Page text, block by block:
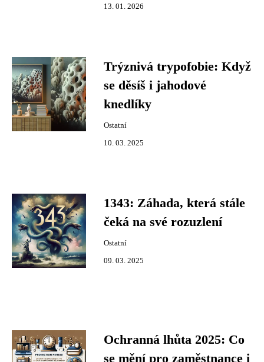
13. 01. 2026
Trýznivá trypofobie: Když
se děsíš i jahodové
knedlíky
Ostatní
10. 03. 2025
1343: Záhada, která stále
čeká na své rozuzlení
Ostatní
09. 03. 2025
Ochranná lhůta 2025: Co
se mění pro zaměstnance i